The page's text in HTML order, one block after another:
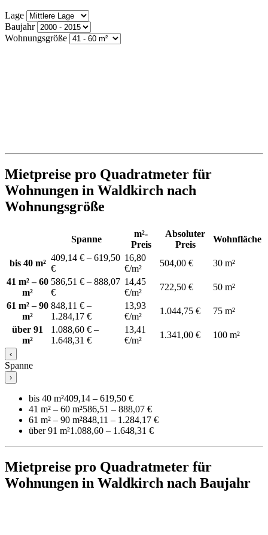
Lage
Baujahr
Wohnungsgröße
Mietpreise pro Quadratmeter für
Wohnungen in Waldkirch nach
Wohnungsgröße
Spanne
m²-
Preis
Absoluter
Preis
Wohnfläche
bis 40 m²
409,14 € – 619,50
€
16,80
€/m²
504,00 €
30 m²
41 m² – 60
m²
586,51 € – 888,07
€
14,45
€/m²
722,50 €
50 m²
61 m² – 90
m²
848,11 € –
1.284,17 €
13,93
€/m²
1.044,75 €
75 m²
über 91
m²
1.088,60 € –
1.648,31 €
13,41
€/m²
1.341,00 € 100 m²
‹
Spanne
›
bis 40 m²409,14 – 619,50 €
41 m² – 60 m²586,51 – 888,07 €
61 m² – 90 m²848,11 – 1.284,17 €
über 91 m²1.088,60 – 1.648,31 €
Mietpreise pro Quadratmeter für
Wohnungen in Waldkirch nach Baujahr